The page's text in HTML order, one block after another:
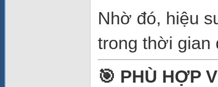
Nhờ đó, hiệu
trong thời gian
🎯 PHÙ HỢP